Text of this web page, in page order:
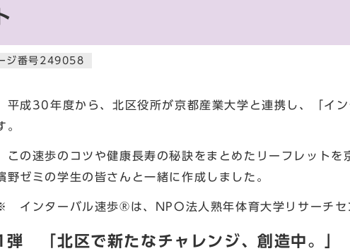
ト
ジ番号249058
平成30年度から、北区役所が京都産業大学と連携し、「イ
。
この速歩のコツや健康長寿の秘訣をまとめたリーフレット
野ゼミの学生の皆さんと一緒に作成しました。
インターバル速歩®は、NPO法人熟年体育大学リサーチセ
弾 「北区で新たなチャレンジ、創造中。」